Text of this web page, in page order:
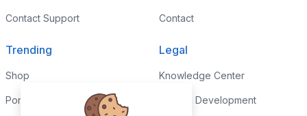
Contact Support Contact
Trending
Shop
Portfolio
Legal
Knowledge Center
Custom Development